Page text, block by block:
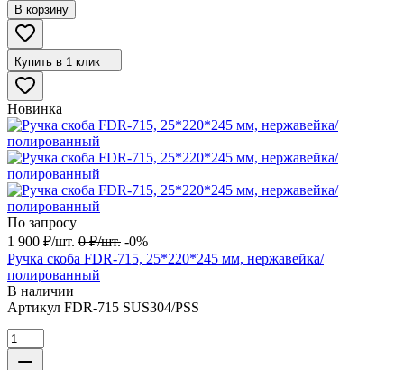
В корзину
Купить в 1 клик
Новинка
По запросу
1 900 ₽/шт. 0 ₽/шт. -0%
Ручка скоба FDR-715, 25*220*245 мм, нержавейка/
полированный
В наличии
Артикул FDR-715 SUS304/PSS